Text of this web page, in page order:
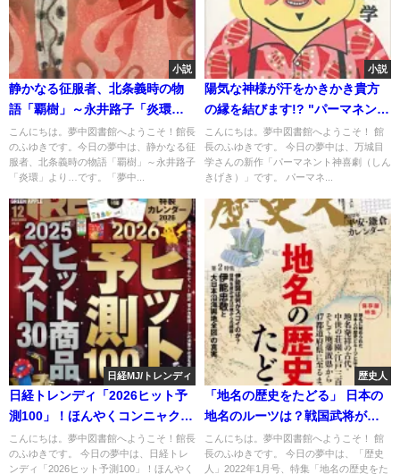
小説
静かなる征服者、北条義時の物
語「覇樹」～永井路子「炎環」
より
こんにちは。夢中図書館へようこそ！館長
のふゆきです。今日の夢中は、静かなる征
服者、北条義時の物語「覇樹」～永井路子
「炎環」より…です。「夢中...
小説
陽気な神様が汗をかきかき貴方
の縁を結びます!? "パーマネント
神喜劇”
こんにちは。夢中図書館へようこそ！ 館
長のふゆきです。 今日の夢中は、万城目
学さんの新作「パーマネント神喜劇（しん
きげき）」です。 パーマネ...
日経MJ/トレンディ
日経トレンディ「2026ヒット予
測100」！ほんやくコンニャクに
AIサブちゃん⁉食も変わる"令和
の新常識"
こんにちは。夢中図書館へようこそ！館長
のふゆきです。 今日の夢中は、日経トレ
ンディ「2026ヒット予測100」！ほんやく
歴史人
「地名の歴史をたどる」 日本の
地名のルーツは？戦国武将が名
付けた地名も？
こんにちは。夢中図書館へようこそ！ 館
長のふゆきです。 今日の夢中は、「歴史
人」2022年1月号、特集「地名の歴史をた